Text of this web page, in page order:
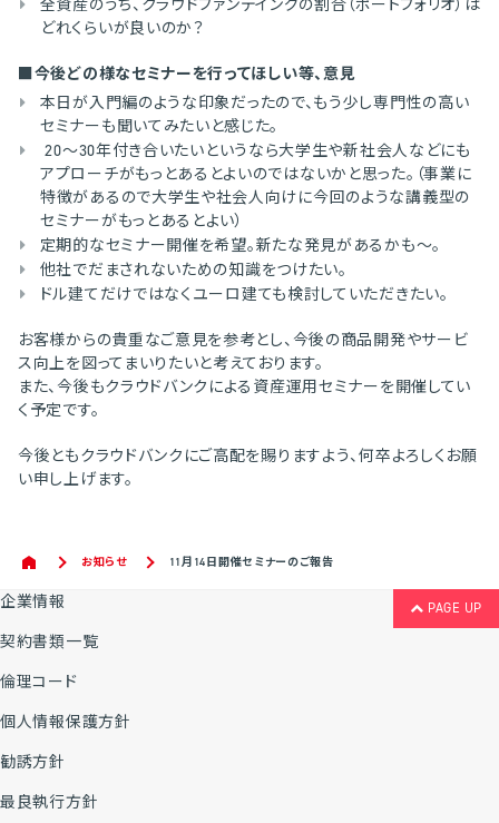
全資産のうち、クラウドファンデイングの割合（ポートフォリオ）は
どれくらいが良いのか？
■今後どの様なセミナーを行ってほしい等、意見
本日が入門編のような印象だったので、もう少し専門性の高い
セミナーも聞いてみたいと感じた。
20～30年付き合いたいというなら大学生や新社会人などにも
アプローチがもっとあるとよいのではないかと思った。（事業に
特徴があるので大学生や社会人向けに今回のような講義型の
セミナーがもっとあるとよい）
定期的なセミナー開催を希望。新たな発見があるかも～。
他社でだまされないための知識をつけたい。
ドル建てだけではなくユーロ建ても検討していただきたい。
お客様からの貴重なご意見を参考とし、今後の商品開発やサービ
ス向上を図ってまいりたいと考えております。
また、今後もクラウドバンクによる資産運用セミナーを開催してい
く予定です。
今後ともクラウドバンクにご高配を賜りますよう、何卒よろしくお願
い申し上げます。
お知らせ 11月14日開催セミナーのご報告
PAGE UP
企業情報
契約書類一覧
倫理コード
個人情報保護方針
勧誘方針
最良執行方針